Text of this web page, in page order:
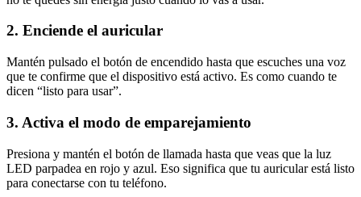
2. Enciende el auricular
Mantén pulsado el botón de encendido hasta que escuches una voz
que te confirme que el dispositivo está activo. Es como cuando te
dicen “listo para usar”.
3. Activa el modo de emparejamiento
Presiona y mantén el botón de llamada hasta que veas que la luz
LED parpadea en rojo y azul. Eso significa que tu auricular está listo
para conectarse con tu teléfono.